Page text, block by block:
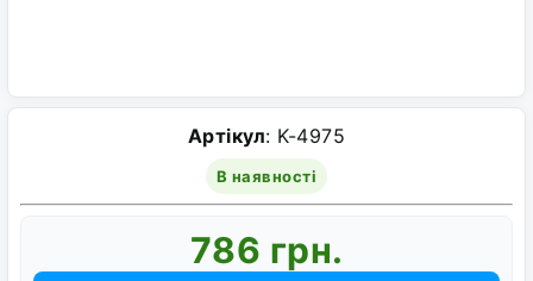
Артікул: K-4975
В наявності
786 грн.